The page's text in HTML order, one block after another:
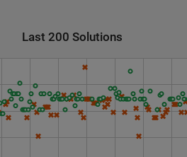
Last 200 Solutions